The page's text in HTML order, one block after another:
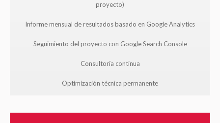
proyecto)
Informe mensual de resultados basado en Google Analytics
Seguimiento del proyecto con Google Search Console
Consultoría continua
Optimización técnica permanente